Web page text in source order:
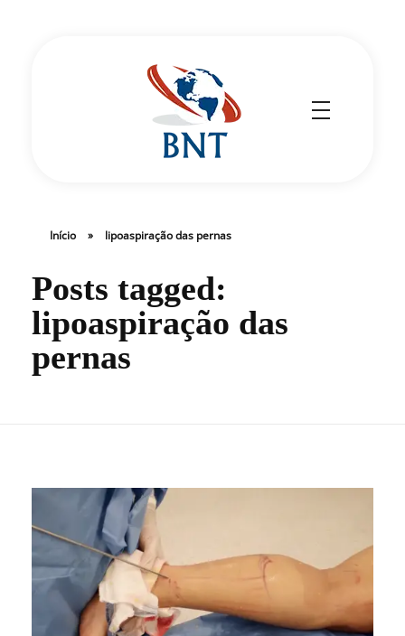
Início » lipoaspiração das pernas
Posts tagged:
lipoaspiração das
pernas